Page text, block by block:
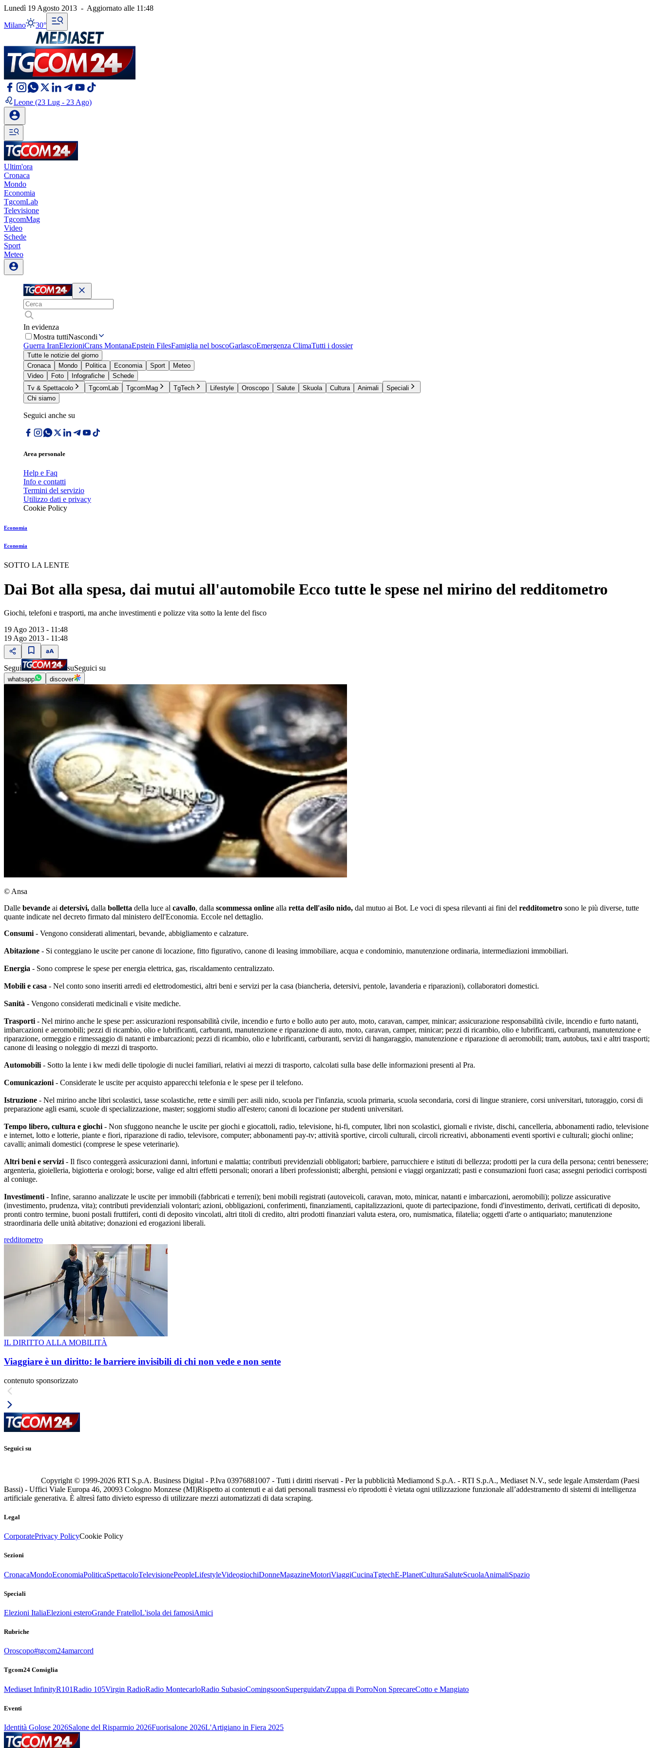
Lunedì 19 Agosto 2013 - Aggiornato alle 11:48
Milano 30°
Leone (23 Lug - 23 Ago)
Ultim'ora
Cronaca
Mondo
Economia
TgcomLab
Televisione
TgcomMag
Video
Schede
Sport
Meteo
In evidenza
Mostra tuttiNascondi
Guerra IranElezioniCrans MontanaEpstein FilesFamiglia nel boscoGarlascoEmergenza ClimaTutti i dossier
Tutte le notizie del giorno
Cronaca
Mondo Politica Economia Sport
Meteo
Video
Foto Infografiche
Schede
Tv & Spettacolo
TgcomLab TgcomMag TgTech Lifestyle Oroscopo Salute Skuola Cultura Animali
Speciali
Chi siamo
Seguici anche su
Area personale
Help e Faq
Info e contatti
Termini del servizio
Utilizzo dati e privacy
Cookie Policy
Economia
Economia
SOTTO LA LENTE
Dai Bot alla spesa, dai mutui all'automobile Ecco tutte le spese nel mirino del redditometro
Giochi, telefoni e trasporti, ma anche investimenti e polizze vita sotto la lente del fisco
19 Ago 2013 - 11:48
19 Ago 2013 - 11:48
Segui suSeguici su
whatsapp discover
© Ansa
Dalle bevande ai detersivi, dalla bolletta della luce al cavallo, dalla scommessa online alla retta dell'asilo nido, dal mutuo ai Bot. Le voci di spesa rilevanti ai fini del redditometro sono le più diverse, tutte
quante indicate nel decreto firmato dal ministero dell'Economia. Eccole nel dettaglio.
Consumi - Vengono considerati alimentari, bevande, abbigliamento e calzature.
Abitazione - Si conteggiano le uscite per canone di locazione, fitto figurativo, canone di leasing immobiliare, acqua e condominio, manutenzione ordinaria, intermediazioni immobiliari.
Energia - Sono comprese le spese per energia elettrica, gas, riscaldamento centralizzato.
Mobili e casa - Nel conto sono inseriti arredi ed elettrodomestici, altri beni e servizi per la casa (biancheria, detersivi, pentole, lavanderia e riparazioni), collaboratori domestici.
Sanità - Vengono considerati medicinali e visite mediche.
Trasporti - Nel mirino anche le spese per: assicurazioni responsabilità civile, incendio e furto e bollo auto per auto, moto, caravan, camper, minicar; assicurazione responsabilità civile, incendio e furto natanti,
imbarcazioni e aeromobili; pezzi di ricambio, olio e lubrificanti, carburanti, manutenzione e riparazione di auto, moto, caravan, camper, minicar; pezzi di ricambio, olio e lubrificanti, carburanti, manutenzione e
riparazione, ormeggio e rimessaggio di natanti e imbarcazioni; pezzi di ricambio, olio e lubrificanti, carburanti, servizi di hangaraggio, manutenzione e riparazione di aeromobili; tram, autobus, taxi e altri trasporti;
canone di leasing o noleggio di mezzi di trasporto.
Automobili - Sotto la lente i kw medi delle tipologie di nuclei familiari, relativi ai mezzi di trasporto, calcolati sulla base delle informazioni presenti al Pra.
Comunicazioni - Considerate le uscite per acquisto apparecchi telefonia e le spese per il telefono.
Istruzione - Nel mirino anche libri scolastici, tasse scolastiche, rette e simili per: asili nido, scuola per l'infanzia, scuola primaria, scuola secondaria, corsi di lingue straniere, corsi universitari, tutoraggio, corsi di
preparazione agli esami, scuole di specializzazione, master; soggiorni studio all'estero; canoni di locazione per studenti universitari.
Tempo libero, cultura e giochi - Non sfuggono neanche le uscite per giochi e giocattoli, radio, televisione, hi-fi, computer, libri non scolastici, giornali e riviste, dischi, cancelleria, abbonamenti radio, televisione
e internet, lotto e lotterie, piante e fiori, riparazione di radio, televisore, computer; abbonamenti pay-tv; attività sportive, circoli culturali, circoli ricreativi, abbonamenti eventi sportivi e culturali; giochi online;
cavalli; animali domestici (comprese le spese veterinarie).
Altri beni e servizi - Il fisco conteggerà assicurazioni danni, infortuni e malattia; contributi previdenziali obbligatori; barbiere, parrucchiere e istituti di bellezza; prodotti per la cura della persona; centri benessere;
argenteria, gioielleria, bigiotteria e orologi; borse, valige ed altri effetti personali; onorari a liberi professionisti; alberghi, pensioni e viaggi organizzati; pasti e consumazioni fuori casa; assegni periodici corrisposti
al coniuge.
Investimenti - Infine, saranno analizzate le uscite per immobili (fabbricati e terreni); beni mobili registrati (autoveicoli, caravan, moto, minicar, natanti e imbarcazioni, aeromobili); polizze assicurative
(investimento, prudenza, vita); contributi previdenziali volontari; azioni, obbligazioni, conferimenti, finanziamenti, capitalizzazioni, quote di partecipazione, fondi d'investimento, derivati, certificati di deposito,
pronti contro termine, buoni postali fruttiferi, conti di deposito vincolati, altri titoli di credito, altri prodotti finanziari valuta estera, oro, numismatica, filatelia; oggetti d'arte o antiquariato; manutenzione
straordinaria delle unità abitative; donazioni ed erogazioni liberali.
redditometro
IL DIRITTO ALLA MOBILITÀ
Viaggiare è un diritto: le barriere invisibili di chi non vede e non sente
contenuto sponsorizzato
Seguici su
Copyright © 1999-2026 RTI S.p.A. Business Digital - P.Iva 03976881007 - Tutti i diritti riservati - Per la pubblicità Mediamond S.p.A. - RTI S.p.A., Mediaset N.V., sede legale Amsterdam (Paesi
Bassi) - Uffici Viale Europa 46, 20093 Cologno Monzese (MI)Rispetto ai contenuti e ai dati personali trasmessi e/o riprodotti è vietata ogni utilizzazione funzionale all’addestramento di sistemi di intelligenza
artificiale generativa. È altresì fatto divieto espresso di utilizzare mezzi automatizzati di data scraping.
Legal
CorporatePrivacy PolicyCookie Policy
Sezioni
CronacaMondoEconomiaPoliticaSpettacoloTelevisionePeopleLifestyleVideogiochiDonneMagazineMotoriViaggiCucinaTgtechE-PlanetCulturaSaluteScuolaAnimaliSpazio
Speciali
Elezioni ItaliaElezioni esteroGrande FratelloL'isola dei famosiAmici
Rubriche
Oroscopo#tgcom24amarcord
Tgcom24 Consiglia
Mediaset InfinityR101Radio 105Virgin RadioRadio MontecarloRadio SubasioComingsoonSuperguidatvZuppa di PorroNon SprecareCotto e Mangiato
Eventi
Identità Golose 2026Salone del Risparmio 2026Fuorisalone 2026L'Artigiano in Fiera 2025